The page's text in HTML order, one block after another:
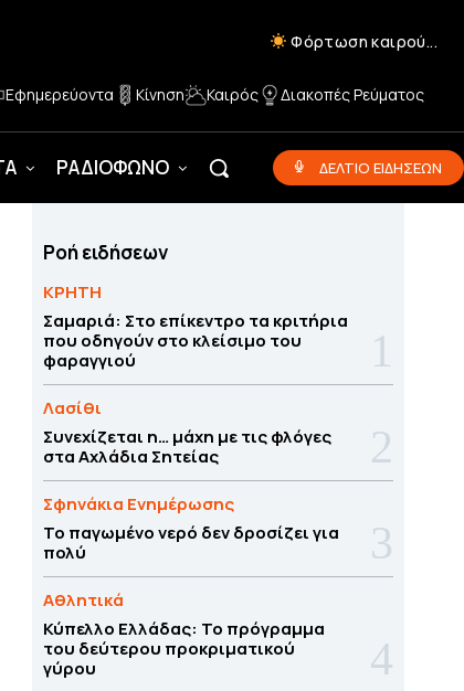
Φόρτωση καιρού...
Εφημερεύοντα Κίνηση Καιρός Διακοπές Ρεύματος
ΡΑΔΙΟΦΩΝΟ ΔΕΛΤΙΟ ΕΙΔΗΣΕΩΝ
Ροή ειδήσεων
ΚΡΗΤΗ
Σαμαριά: Στο επίκεντρο τα κριτήρια
που οδηγούν στο κλείσιμο του
φαραγγιού
Λασίθι
Συνεχίζεται η… μάχη με τις φλόγες
στα Αχλάδια Σητείας
Σφηνάκια Ενημέρωσης
Το παγωμένο νερό δεν δροσίζει για
πολύ
Αθλητικά
Κύπελλο Ελλάδας: Το πρόγραμμα
του δεύτερου προκριματικού
γύρου